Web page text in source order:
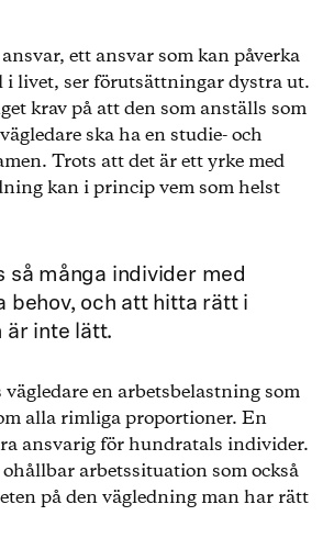
ett ansvar som kan påverka
i livet, ser förutsättningar dystra ut.
krav på att den som anställs som
ska ha en studie- och
Trots att det är ett yrke med
kan i princip vem som helst
så många individer med
behov, och att hitta rätt i
är inte lätt.
vägledare en arbetsbelastning som
alla rimliga proportioner. En
ansvarig för hundratals individer.
arbetssituation som också
på den vägledning man har rätt